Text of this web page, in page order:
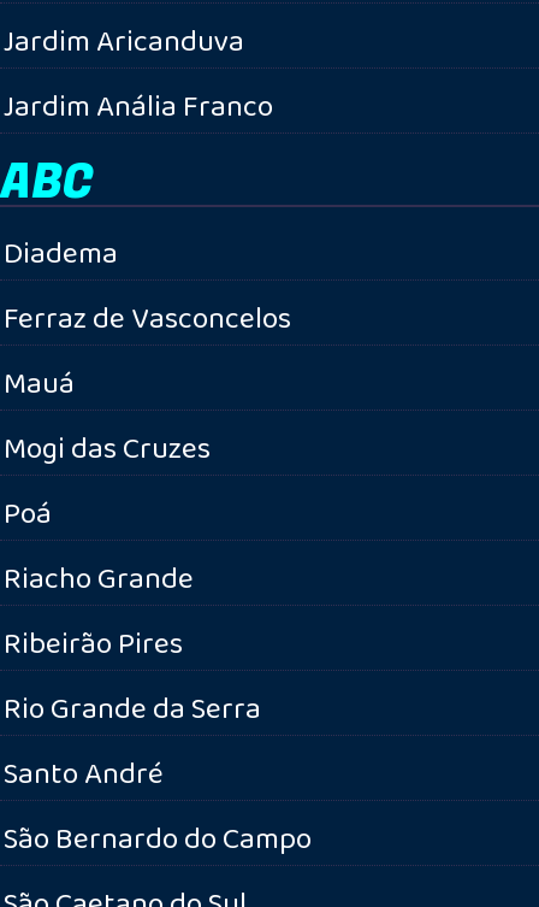
Jardim Aricanduva
Jardim Anália Franco
ABC
Diadema
Ferraz de Vasconcelos
Mauá
Mogi das Cruzes
Poá
Riacho Grande
Ribeirão Pires
Rio Grande da Serra
Santo André
São Bernardo do Campo